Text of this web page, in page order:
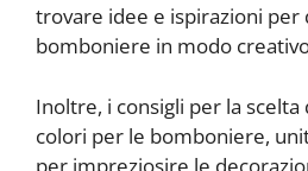
trovare idee e ispirazioni per
bomboniere in modo
Inoltre, i consigli per la
colori per le bomboniere,
per impreziosire le